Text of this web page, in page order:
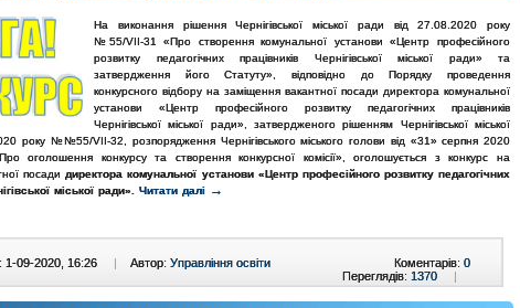
На виконання рішення Чернігівської міської ради від 27.08.2020 року
№55/VII-31 «Про створення комунальної установи «Центр професійного
розвитку педагогічних працівників Чернігівської міської ради» та
затвердження його Статуту», відповідно до Порядку проведення
конкурсного відбору на заміщення вакантної посади директора комунальної
установи «Центр професійного розвитку педагогічних працівників
Чернігівської міської ради», затвердженого рішенням Чернігівської міської
року №№55/VII-32, розпорядження Чернігівського міського голови від «31» серпня 2020
оголошення конкурсу та створення конкурсної комісії», оголошується з конкурс на
посадидиректора комунальної установи «Центр професійного розвитку педагогічних
міської ради». Читати далі →
1-09-2020, 16:26 | Автор: Управління освіти Коментарів: 0
Переглядів: 1370 |